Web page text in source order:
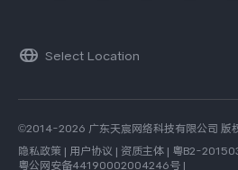
Select Location
©2014-2026 广东天宸网络科技有限公司 版
隐私政策 | 用户协议 | 资质主体 | 粤B2-
粤公网安备44190002004246号 |